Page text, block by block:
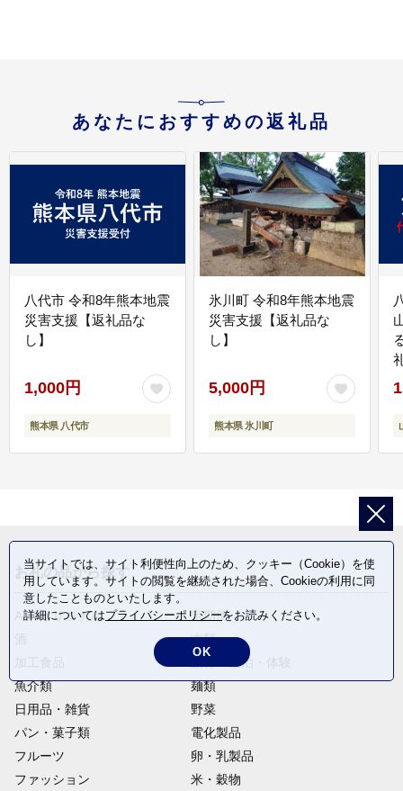
あなたにおすすめの返礼品
八代市 令和8年熊本地震
災害支援【返礼品な
し】
1,000円
熊本県 八代市
氷川町 令和8年熊本地震
災害支援【返礼品な
し】
5,000円
熊本県 氷川町
お礼の品から探す
ANAオリジナル
定期便
肉類
旅行・宿泊・体験
魚介類
麺類
日用品・雑貨
野菜
パン・菓子類
電化製品
フルーツ
卵・乳製品
ファッション
米・穀物
当サイトでは、サイト利便性向上のため、クッキー（Cookie）を使
用しています。サイトの閲覧を継続された場合、Cookieの利用に同
意したことものといたします。
詳細についてはプライバシーポリシーをお読みください。
OK